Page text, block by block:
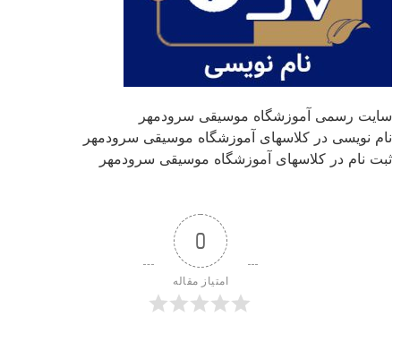
سایت رسمی آموزشگاه موسیقی سرودمهر
نام نویسی در کلاسهای آموزشگاه موسیقی سرودمهر
ثبت نام در کلاسهای آموزشگاه موسیقی سرودمهر
0
امتیاز مقاله